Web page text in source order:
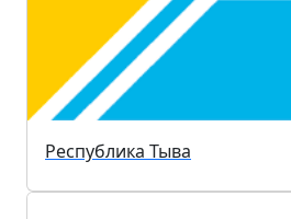
Республика Тыва